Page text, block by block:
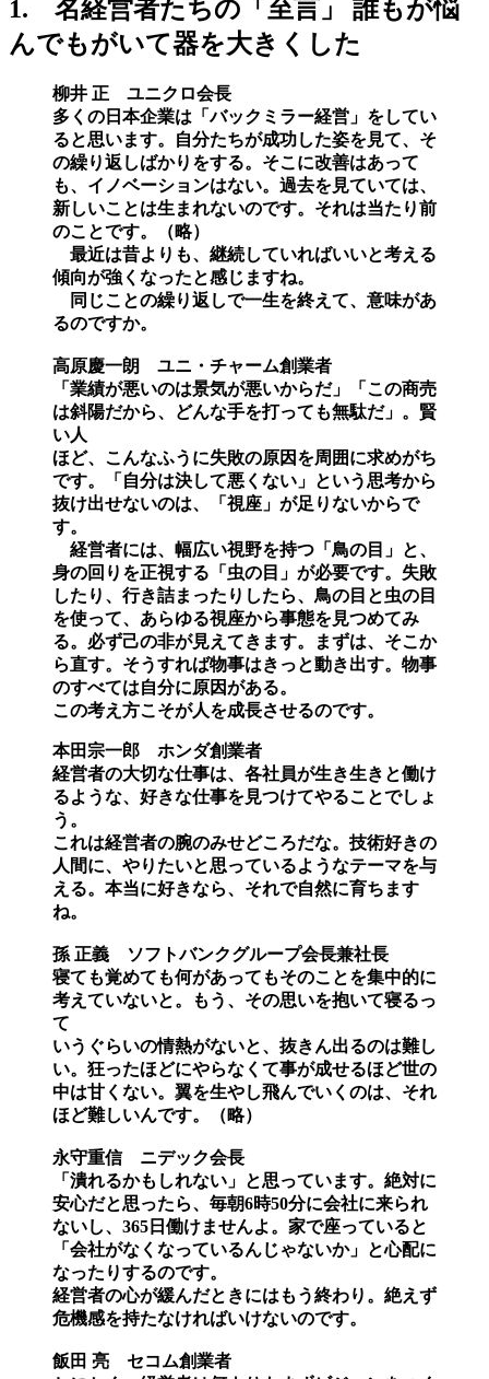
1. 名経営者たちの「至言」 誰もが悩
んでもがいて器を大きくした
柳井 正 ユニクロ会長
多くの日本企業は「バックミラー経営」をしてい
ると思います。自分たちが成功した姿を見て、そ
の繰り返しばかりをする。そこに改善はあって
も、イノベーションはない。過去を見ていては、
新しいことは生まれないのです。それは当たり前
のことです。（略）
最近は昔よりも、継続していればいいと考える
傾向が強くなったと感じますね。
同じことの繰り返しで一生を終えて、意味があ
るのですか。
高原慶一朗 ユニ・チャーム創業者
「業績が悪いのは景気が悪いからだ」「この商売
は斜陽だから、どんな手を打っても無駄だ」。賢
い人
ほど、こんなふうに失敗の原因を周囲に求めがち
です。「自分は決して悪くない」という思考から
抜け出せないのは、「視座」が足りないからで
す。
経営者には、幅広い視野を持つ「鳥の目」と、
身の回りを正視する「虫の目」が必要です。失敗
したり、行き詰まったりしたら、鳥の目と虫の目
を使って、あらゆる視座から事態を見つめてみ
る。必ず己の非が見えてきます。まずは、そこか
ら直す。そうすれば物事はきっと動き出す。物事
のすべては自分に原因がある。
この考え方こそが人を成長させるのです。
本田宗一郎 ホンダ創業者
経営者の大切な仕事は、各社員が生き生きと働け
るような、好きな仕事を見つけてやることでしょ
う。
これは経営者の腕のみせどころだな。技術好きの
人間に、やりたいと思っているようなテーマを与
える。本当に好きなら、それで自然に育ちます
ね。
孫 正義 ソフトバンクグループ会長兼社長
寝ても覚めても何があってもそのことを集中的に
考えていないと。もう、その思いを抱いて寝るっ
て
いうぐらいの情熱がないと、抜きん出るのは難し
い。狂ったほどにやらなくて事が成せるほど世の
中は甘くない。翼を生やし飛んでいくのは、それ
ほど難しいんです。（略）
永守重信 ニデック会長
「潰れるかもしれない」と思っています。絶対に
安心だと思ったら、毎朝6時50分に会社に来られ
ないし、365日働けませんよ。家で座っていると
「会社がなくなっているんじゃないか」と心配に
なったりするのです。
経営者の心が緩んだときにはもう終わり。絶えず
危機感を持たなければいけないのです。
飯田 亮 セコム創業者